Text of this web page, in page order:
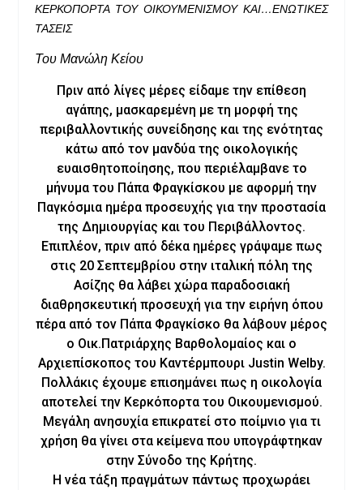
ΚΕΡΚΟΠΟΡΤΑ ΤΟΥ ΟΙΚΟΥΜΕΝΙΣΜΟΥ ΚΑΙ…ΕΝΩΤΙΚΕΣ
ΤΑΣΕΙΣ
Του Μανώλη Κείου
Πριν από λίγες μέρες είδαμε την επίθεση
αγάπης, μασκαρεμένη με τη μορφή της
περιβαλλοντικής συνείδησης και της ενότητας
κάτω από τον μανδύα της οικολογικής
ευαισθητοποίησης, που περιέλαμβανε το
μήνυμα του Πάπα Φραγκίσκου με αφορμή την
Παγκόσμια ημέρα προσευχής για την προστασία
της Δημιουργίας και του Περιβάλλοντος.
Επιπλέον, πριν από δέκα ημέρες γράψαμε πως
στις 20 Σεπτεμβρίου στην ιταλική πόλη της
Ασίζης θα λάβει χώρα παραδοσιακή
διαθρησκευτική προσευχή για την ειρήνη όπου
πέρα από τον Πάπα Φραγκίσκο θα λάβουν μέρος
ο Οικ.Πατριάρχης Βαρθολομαίος και ο
Αρχιεπίσκοπος του Καντέρμπουρι Justin Welby.
Πολλάκις έχουμε επισημάνει πως η οικολογία
αποτελεί την Κερκόπορτα του Οικουμενισμού.
Μεγάλη ανησυχία επικρατεί στο ποίμνιο για τι
χρήση θα γίνει στα κείμενα που υπογράφτηκαν
στην Σύνοδο της Κρήτης.
Η νέα τάξη πραγμάτων πάντως προχωράει